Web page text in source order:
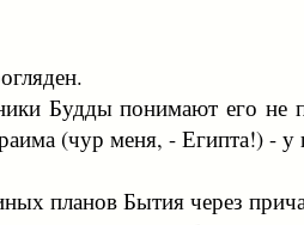
Будды понимают его не
(чур меня, - Египта!) - у
планов Бытия через